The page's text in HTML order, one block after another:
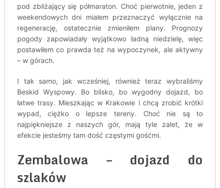
pod zbliżający się półmaraton. Choć pierwotnie, jeden z
weekendowych dni miałem przeznaczyć wyłącznie na
regenerację, ostatecznie zmieniłem plany. Prognozy
pogody zapowiadały wyjątkowo ładną niedzielę, więc
postawiłem co prawda też na wypoczynek, ale aktywny
– w górach.
I tak samo, jak wcześniej, również teraz wybraliśmy
Beskid Wyspowy. Bo blisko, bo wygodny dojazd, bo
łatwe trasy. Mieszkając w Krakowie i chcą zrobić krótki
wypad, ciężko o lepsze tereny. Choć nie są to
najpiękniejsze z naszych gór, mają tyle zalet, że w
efekcie jesteśmy tam dość częstymi gośćmi.
Zembalowa – dojazd do
szlaków